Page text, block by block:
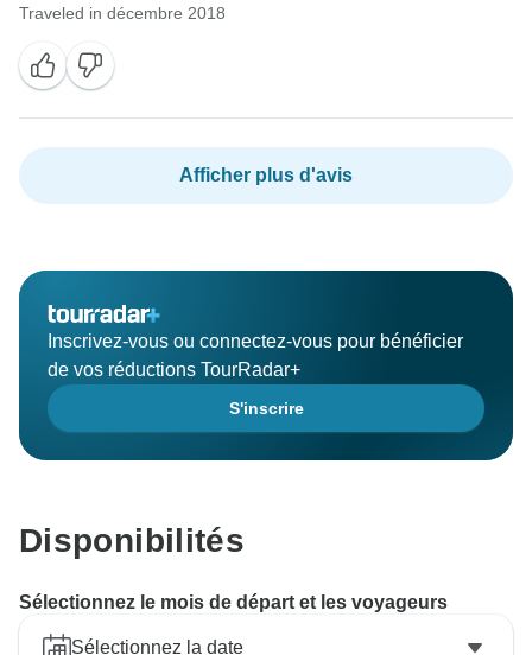
Traveled in décembre 2018
Afficher plus d'avis
Inscrivez-vous ou connectez-vous pour bénéficier
de vos réductions TourRadar+
S'inscrire
Disponibilités
Sélectionnez le mois de départ et les voyageurs
Sélectionnez la date